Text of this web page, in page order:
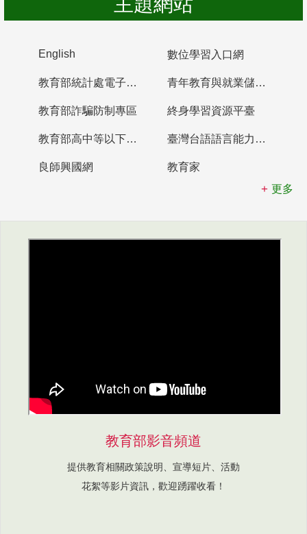
English 數位學習入口網
教育部統計處電子書櫃 青年教育與就業儲蓄帳戶
教育部詐騙防制專區 終身學習資源平臺
教育部高中等以下學校及幼兒園教師資格檢定考試 臺灣台語語言能力認證網站
良師興國網
教育家
更多
教育部影音頻道
提供教育相關政策說明、宣導短片、活動
花絮等影片資訊，歡迎踴躍收看！